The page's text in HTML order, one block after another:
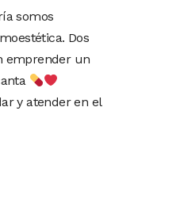
somos
Dos
emprender un
y atender en el